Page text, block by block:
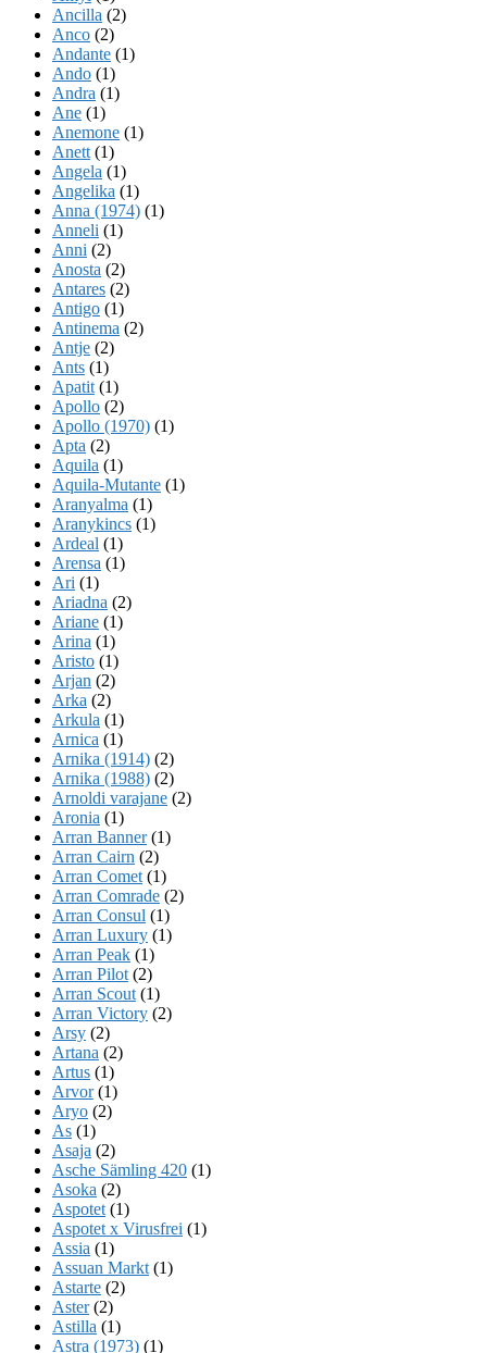
Ancilla (2)
Anco (2)
Andante (1)
Ando (1)
Andra (1)
Ane (1)
Anemone (1)
Anett (1)
Angela (1)
Angelika (1)
Anna (1974) (1)
Anneli (1)
Anni (2)
Anosta (2)
Antares (2)
Antigo (1)
Antinema (2)
Antje (2)
Ants (1)
Apatit (1)
Apollo (2)
Apollo (1970) (1)
Apta (2)
Aquila (1)
Aquila-Mutante (1)
Aranyalma (1)
Aranykincs (1)
Ardeal (1)
Arensa (1)
Ari (1)
Ariadna (2)
Ariane (1)
Arina (1)
Aristo (1)
Arjan (2)
Arka (2)
Arkula (1)
Arnica (1)
Arnika (1914) (2)
Arnika (1988) (2)
Arnoldi varajane (2)
Aronia (1)
Arran Banner(1)
Arran Cairn (2)
Arran Comet (1)
Arran Comrade (2)
Arran Consul (1)
Arran Luxury (1)
Arran Peak (1)
Arran Pilot (2)
Arran Scout (1)
Arran Victory (2)
Arsy (2)
Artana (2)
Artus (1)
Arvor(1)
Aryo (2)
As (1)
Asaja (2)
Asche Sämling 420 (1)
Asoka (2)
Aspotet (1)
Aspotet x Virusfrei (1)
Assia (1)
Assuan Markt (1)
Astarte (2)
Aster(2)
Astilla (1)
Astra (1973) (1)